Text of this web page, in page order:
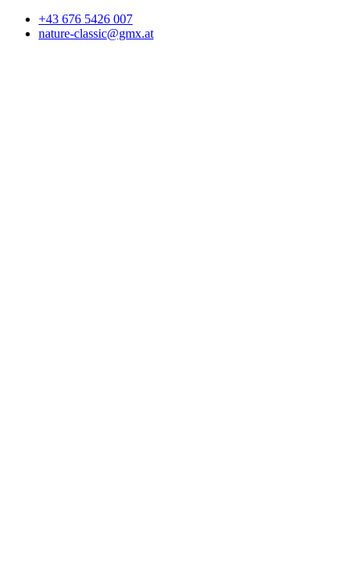
+43 676 5426 007
nature-classic@gmx.at